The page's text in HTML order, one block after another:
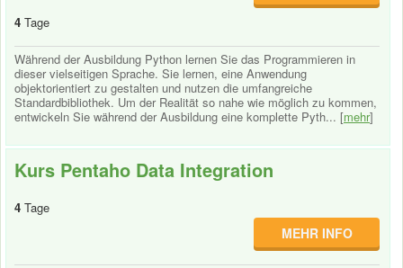
4 Tage
Während der Ausbildung Python lernen Sie das Programmieren in
dieser vielseitigen Sprache. Sie lernen, eine Anwendung
objektorientiert zu gestalten und nutzen die umfangreiche
Standardbibliothek. Um der Realität so nahe wie möglich zu kommen,
entwickeln Sie während der Ausbildung eine komplette Pyth... [mehr]
Kurs Pentaho Data Integration
4 Tage
MEHR INFO